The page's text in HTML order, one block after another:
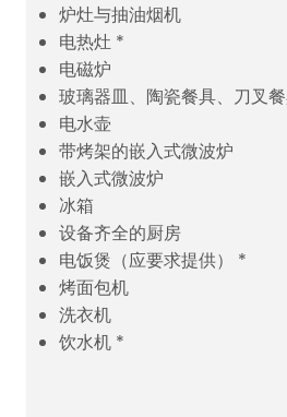
炉灶与抽油烟机
电热灶 *
电磁炉
玻璃器皿、陶瓷餐具、刀叉
电水壶
带烤架的嵌入式微波炉
嵌入式微波炉
冰箱
设备齐全的厨房
电饭煲（应要求提供） *
烤面包机
洗衣机
饮水机 *